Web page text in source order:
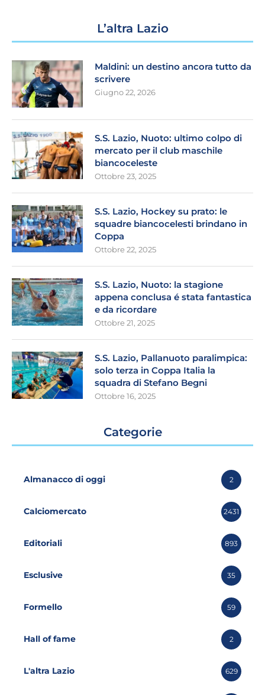
L’altra Lazio
Maldini: un destino ancora tutto da
scrivere
Giugno 22, 2026
S.S. Lazio, Nuoto: ultimo colpo di
mercato per il club maschile
biancoceleste
Ottobre 23, 2025
S.S. Lazio, Hockey su prato: le
squadre biancocelesti brindano in
Coppa
Ottobre 22, 2025
S.S. Lazio, Nuoto: la stagione
appena conclusa é stata fantastica
e da ricordare
Ottobre 21, 2025
S.S. Lazio, Pallanuoto paralimpica:
solo terza in Coppa Italia la
squadra di Stefano Begni
Ottobre 16, 2025
Categorie
Almanacco di oggi 2
Calciomercato 2431
Editoriali 893
Esclusive 35
Formello 59
Hall of fame 2
L'altra Lazio 629